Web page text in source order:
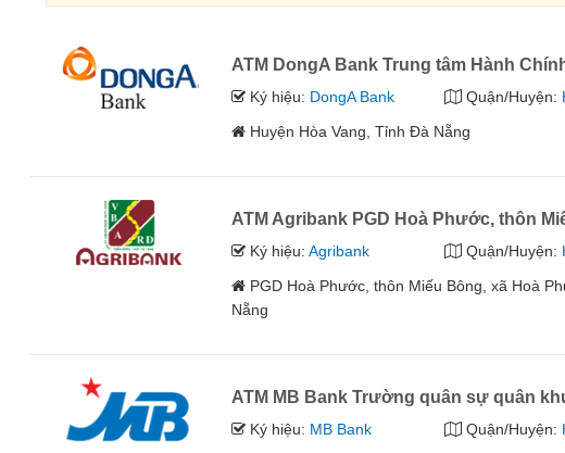
ATM DongA Bank Trung tâm Hành
Ký hiệu: DongA Bank Quận/Huyện:
Huyện Hòa Vang, Tỉnh Đà Nẵng
ATM Agribank PGD Hoà Phước, thôn
Ký hiệu:Agribank Quận/Huyện:
PGD Hoà Phước, thôn Miếu Bông, xã Hoà
Nẵng
ATM MB Bank Trường quân sự quân
Ký hiệu: MB Bank Quận/Huyện: